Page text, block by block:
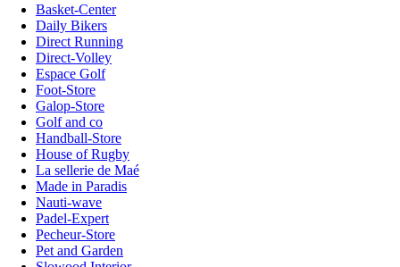
Basket-Center
Daily Bikers
Direct Running
Direct-Volley
Espace Golf
Foot-Store
Galop-Store
Golf and co
Handball-Store
House of Rugby
La sellerie de Maé
Made in Paradis
Nauti-wave
Padel-Expert
Pecheur-Store
Pet and Garden